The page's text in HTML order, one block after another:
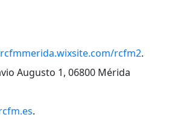
rcfm2.
Augusto 1, 06800 Mérida
.